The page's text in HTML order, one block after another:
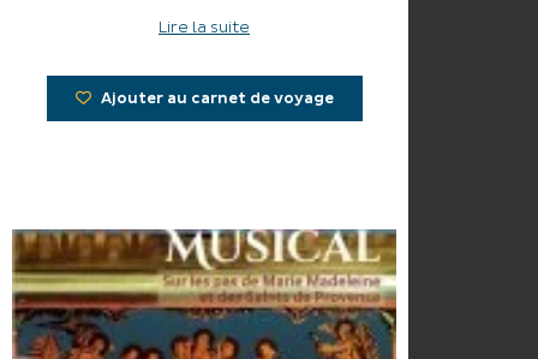
15h30 : Concert par les
Lire la suite
Ajouter au carnet de voyage